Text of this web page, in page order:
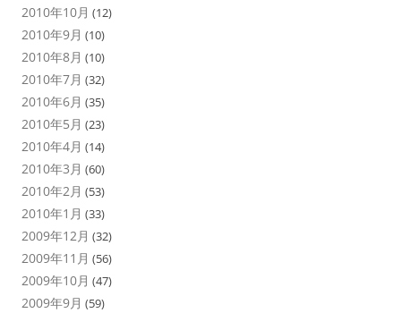
2010年10月 (12)
2010年9月 (10)
2010年8月 (10)
2010年7月 (32)
2010年6月 (35)
2010年5月 (23)
2010年4月 (14)
2010年3月 (60)
2010年2月 (53)
2010年1月 (33)
2009年12月 (32)
2009年11月 (56)
2009年10月 (47)
2009年9月 (59)